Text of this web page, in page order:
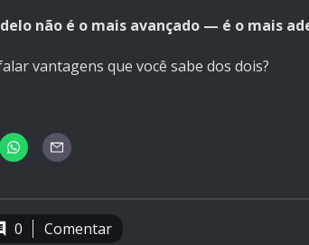
não é o mais avançado — é o mais
vantagens que você sabe dos dois?
0 Comentar